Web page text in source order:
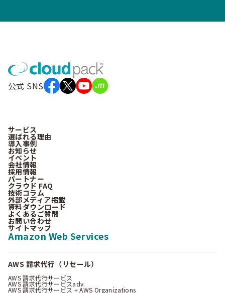
公式 SNS
サービス
選ばれる理由
導入事例
お知らせ
イベント
会社情報
採用情報
パートナー
クラウド FAQ
技術コラム
外部メディア掲載
資料ダウンロード
よくあるご質問
お問い合わせ
サイトマップ
Amazon Web Services
AWS 請求代行（リセール）
AWS 請求代行サービス
AWS 請求代行サービスadv.
AWS 請求代行サービス + AWS Organizations